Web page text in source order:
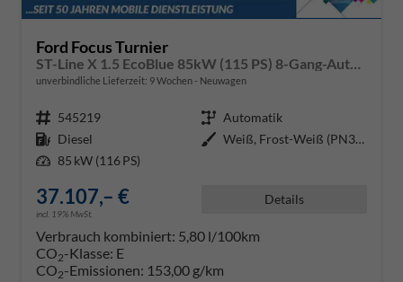
Ford Focus Turnier
unverbindliche Lieferzeit: 9 Wochen Neuwagen
Fahrzeugnr. 545219 Getriebe Automatik
Kraftstoff Diesel Außenfarbe
Weiß, Frost-Weiß (PN3GZ0)
Leistung 85 kW (116 PS)
37.107,– €
incl. 19% MwSt.
Details
Verbrauch kombiniert: 5,80 l/100km
CO2-Klasse: E
CO2-Emissionen: 153,00 g/km